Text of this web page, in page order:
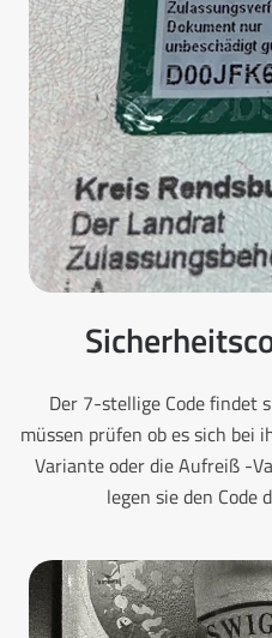
Der 7-stellige Code findet
müssen prüfen ob es sich bei
Variante oder die Aufreiß -
legen sie den Code